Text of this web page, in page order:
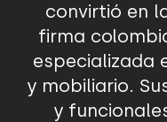
convirtió en
firma
especializada
y mobiliario.
y